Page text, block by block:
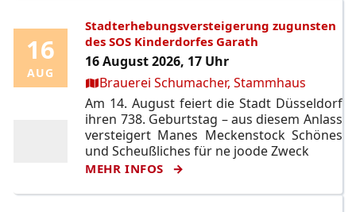
16
AUG
16
AUG
Stadterhebungsversteigerung zugunsten
des SOS Kinderdorfes Garath
16 August 2026, 17 Uhr
Ort:Brauerei Schumacher, Stammhaus
Am 14. August feiert die Stadt Düsseldorf
ihren 738. Geburtstag – aus diesem Anlass
versteigert Manes Meckenstock Schönes
und Scheußliches für ne joode Zweck
MEHR INFOS